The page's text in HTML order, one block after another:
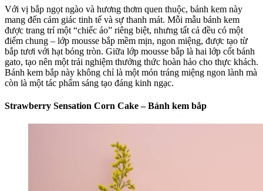
Với vị bắp ngọt ngào và hương thơm quen thuộc, bánh kem này
mang đến cảm giác tinh tế và sự thanh mát. Mỗi mẫu bánh kem
được trang trí một “chiếc áo” riêng biệt, nhưng tất cả đều có một
điểm chung – lớp mousse bắp mềm mịn, ngon miệng, được tạo từ
bắp tươi với hạt bóng tròn. Giữa lớp mousse bắp là hai lớp cốt bánh
gato, tạo nên một trải nghiệm thưởng thức hoàn hảo cho thực khách.
Bánh kem bắp này không chỉ là một món tráng miệng ngon lành mà
còn là một tác phẩm sáng tạo đáng kinh ngạc.
Strawberry Sensation Corn Cake – Bánh kem bắp